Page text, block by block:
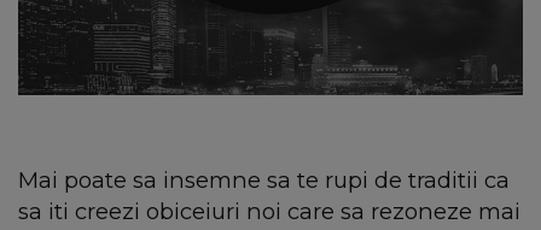
Mai poate sa insemne sa te rupi de traditii ca
sa iti creezi obiceiuri noi care sa rezoneze mai